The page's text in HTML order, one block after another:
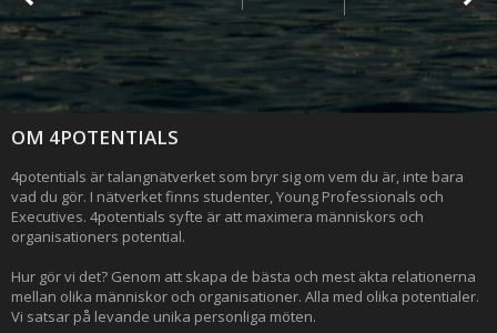
OM 4POTENTIALS
4potentials är talangnätverket som bryr sig om vem du är, inte bara
vad du gör. I nätverket finns studenter, Young Professionals och
Executives. 4potentials syfte är att maximera människors och
organisationers potential.
Hur gör vi det? Genom att skapa de bästa och mest äkta relationerna
mellan olika människor och organisationer. Alla med olika potentialer.
Vi satsar på levande unika personliga möten.